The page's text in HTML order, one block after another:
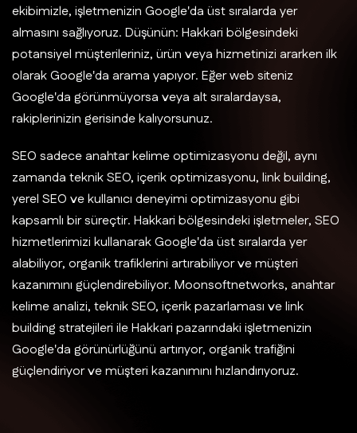
ekibimizle, işletmenizin Google'da üst sıralarda yer
almasını sağlıyoruz. Düşünün: Hakkari bölgesindeki
potansiyel müşterileriniz, ürün veya hizmetinizi ararken ilk
olarak Google'da arama yapıyor. Eğer web siteniz
Google'da görünmüyorsa veya alt sıralardaysa,
rakiplerinizin gerisinde kalıyorsunuz.
SEO sadece anahtar kelime optimizasyonu değil, aynı
zamanda teknik SEO, içerik optimizasyonu, link building,
yerel SEO ve kullanıcı deneyimi optimizasyonu gibi
kapsamlı bir süreçtir. Hakkari bölgesindeki işletmeler, SEO
hizmetlerimizi kullanarak Google'da üst sıralarda yer
alabiliyor, organik trafiklerini artırabiliyor ve müşteri
kazanımını güçlendirebiliyor. Moonsoftnetworks, anahtar
kelime analizi, teknik SEO, içerik pazarlaması ve link
building stratejileri ile Hakkari pazarındaki işletmenizin
Google'da görünürlüğünü artırıyor, organik trafiğini
güçlendiriyor ve müşteri kazanımını hızlandırıyoruz.